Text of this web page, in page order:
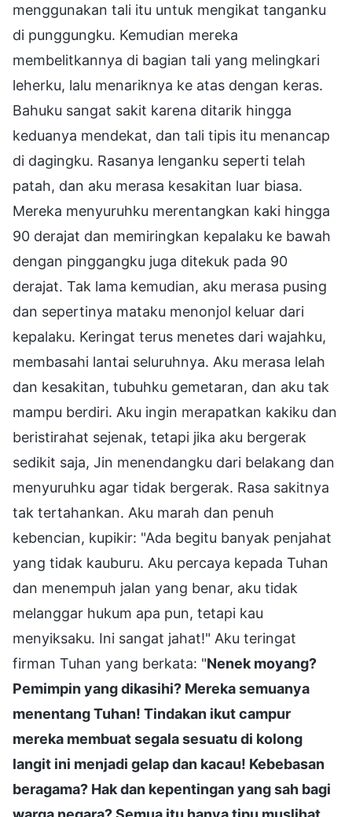
menggunakan tali itu untuk mengikat tanganku
di punggungku. Kemudian mereka
membelitkannya di bagian tali yang melingkari
leherku, lalu menariknya ke atas dengan keras.
Bahuku sangat sakit karena ditarik hingga
keduanya mendekat, dan tali tipis itu menancap
di dagingku. Rasanya lenganku seperti telah
patah, dan aku merasa kesakitan luar biasa.
Mereka menyuruhku merentangkan kaki hingga
90 derajat dan memiringkan kepalaku ke bawah
dengan pinggangku juga ditekuk pada 90
derajat. Tak lama kemudian, aku merasa pusing
dan sepertinya mataku menonjol keluar dari
kepalaku. Keringat terus menetes dari wajahku,
membasahi lantai seluruhnya. Aku merasa lelah
dan kesakitan, tubuhku gemetaran, dan aku tak
mampu berdiri. Aku ingin merapatkan kakiku dan
beristirahat sejenak, tetapi jika aku bergerak
sedikit saja, Jin menendangku dari belakang dan
menyuruhku agar tidak bergerak. Rasa sakitnya
tak tertahankan. Aku marah dan penuh
kebencian, kupikir: "Ada begitu banyak penjahat
yang tidak kauburu. Aku percaya kepada Tuhan
dan menempuh jalan yang benar, aku tidak
melanggar hukum apa pun, tetapi kau
menyiksaku. Ini sangat jahat!" Aku teringat
firman Tuhan yang berkata: "Nenek moyang?
Pemimpin yang dikasihi? Mereka semuanya
menentang Tuhan! Tindakan ikut campur
mereka membuat segala sesuatu di kolong
langit ini menjadi gelap dan kacau! Kebebasan
beragama? Hak dan kepentingan yang sah bagi